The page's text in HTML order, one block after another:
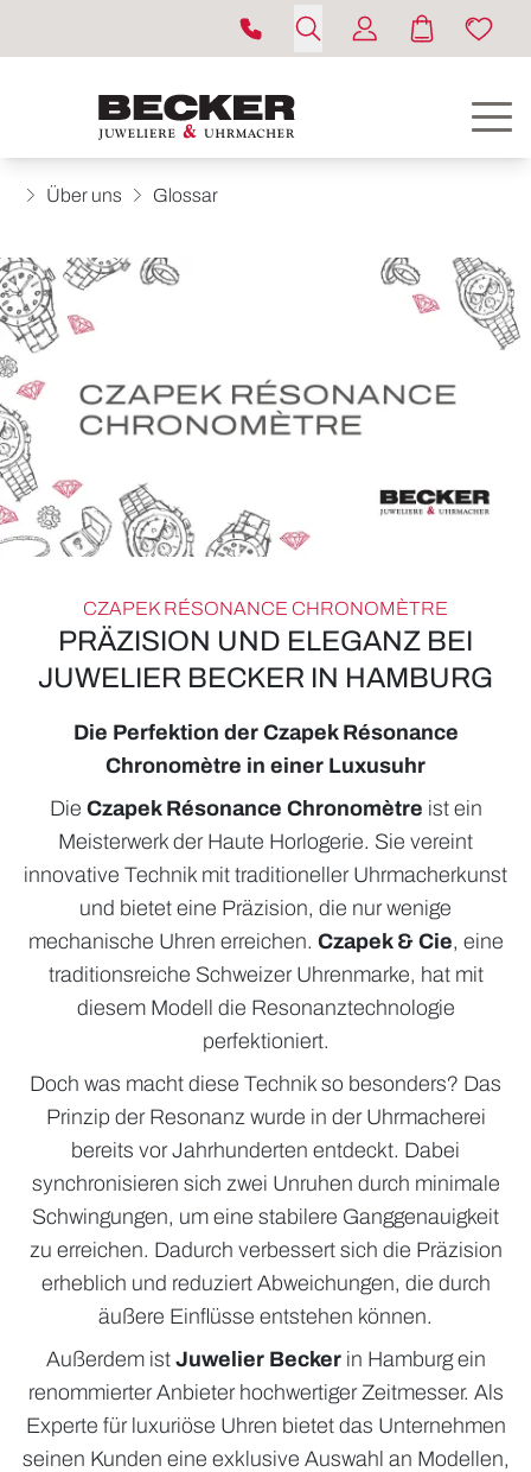
ROLEX
SCHMUCK
HOCHZEIT
ACCESSOIRES
Über uns Glossar
CZAPEK RÉSONANCE CHRONOMÈTRE
PRÄZISION UND ELEGANZ BEI
JUWELIER BECKER IN HAMBURG
Die Perfektion der Czapek Résonance
Chronomètre in einer Luxusuhr
Die Czapek Résonance Chronomètre ist ein
Meisterwerk der Haute Horlogerie. Sie vereint
innovative Technik mit traditioneller Uhrmacherkunst
und bietet eine Präzision, die nur wenige
mechanische Uhren erreichen. Czapek & Cie, eine
traditionsreiche Schweizer Uhrenmarke, hat mit
diesem Modell die Resonanztechnologie
perfektioniert.
Doch was macht diese Technik so besonders? Das
Prinzip der Resonanz wurde in der Uhrmacherei
bereits vor Jahrhunderten entdeckt. Dabei
synchronisieren sich zwei Unruhen durch minimale
Schwingungen, um eine stabilere Ganggenauigkeit
zu erreichen. Dadurch verbessert sich die Präzision
erheblich und reduziert Abweichungen, die durch
äußere Einflüsse entstehen können.
Außerdem ist Juwelier Beckerin Hamburg ein
renommierter Anbieter hochwertiger Zeitmesser. Als
Experte für luxuriöse Uhren bietet das Unternehmen
seinen Kunden eine exklusive Auswahl an Modellen,